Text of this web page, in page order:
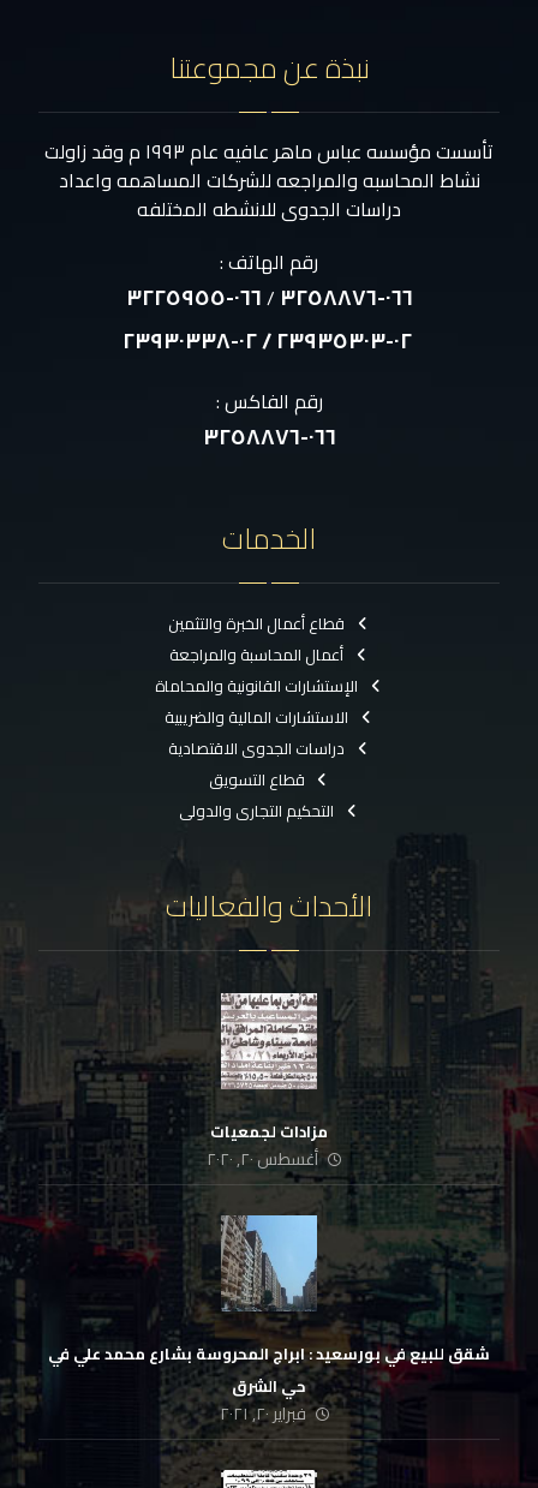
نبذة عن مجموعتنا
تأسست مؤسسه عباس ماهر عافيه عام ١٩٩٣ م وقد زاولت
نشاط المحاسبه والمراجعه للشركات المساهمه واعداد
دراسات الجدوى للانشطه المختلفه
رقم الهاتف :
٠٦٦-٣٢٥٨٨٧٦ /٠٦٦-٣٢٢٥٩٥٥
٠٢-٢٣٩٣٥٣٠٣ / ٠٢-٢٣٩٣٠٣٣٨
رقم الفاكس :
٠٦٦-٣٢٥٨٨٧٦
الخدمات
قطاع أعمال الخبرة والتثمين
أعمال المحاسبة والمراجعة
الإستشارات القانونية والمحاماة
الاستشارات المالية والضريبية
دراسات الجدوى الاقتصادية
قطاع التسويق
التحكيم التجارى والدولى
الأحداث والفعاليات
مزادات لجمعيات
أغسطس ٢٠, ٢٠٢٠
شقق للبيع في بورسعيد : ابراج المحروسة بشارع محمد علي في
حي الشرق
فبراير ٢٠, ٢٠٢١